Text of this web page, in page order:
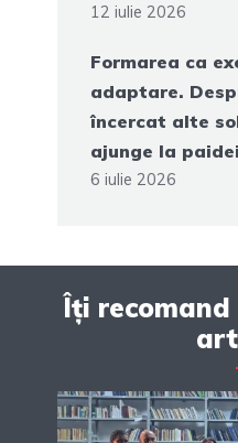
12 iulie 2026
Formarea ca
adaptare.
încercat alte
ajunge la
6 iulie 2026
Îți